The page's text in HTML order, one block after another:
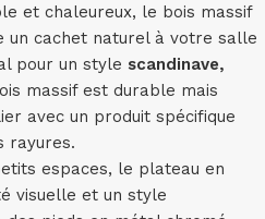
et chaleureux, le bois massif
un cachet naturel à votre salle
pour un style scandinave,
massif est durable mais
avec un produit spécifique
rayures.
espaces, le plateau en
visuelle et un style